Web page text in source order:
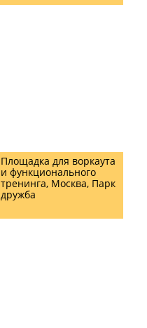
Площадка для воркаута
и функционального
тренинга, Москва, Парк
дружба